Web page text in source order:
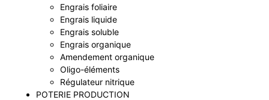
Engrais foliaire
Engrais liquide
Engrais soluble
Engrais organique
Amendement organique
Oligo-éléments
Régulateur nitrique
POTERIE PRODUCTION